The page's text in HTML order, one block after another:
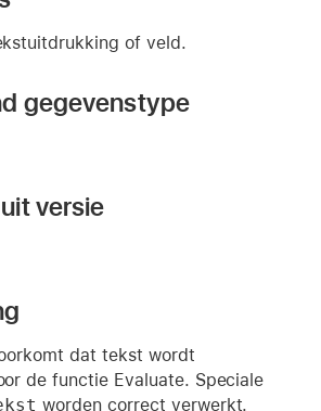
of veld.
gegevenstype
versie
dat tekst wordt
de functie Evaluate. Speciale
worden correct verwerkt.